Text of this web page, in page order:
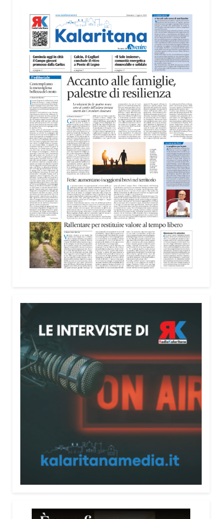
con disabilità nelle attività dell’OAMI al supporto nei
centri di accoglienza per migranti, dove
contribuiscono anche alla cura degli spazi comuni.
«Prendersi cura degli ambienti significa favorire
accoglienza e dignità», racconta Alessandro
Adimari.
Tra i partecipanti anche i seminaristi, impegnati
accanto agli anziani della casa di riposo Cristo Re.
«Un’esperienza di crescita umana e spirituale che
rafforza la vocazione al servizio», sottolinea
Cristiano Pani.
Il programma dedica spazio anche ai temi della
pace e della cooperazione nel Mediterraneo. Oggi
pomeriggio, alla Mediateca del Mediterraneo
(MEM), l’incontro con l’arcivescovo monsignor
Giuseppe Baturi ha approfondito il ruolo dei giovani
nella costruzione di ponti tra culture e popoli, con
un confronto inserito nel percorso “Cagliari Città
della Pace e del Mediterraneo”, progetto che
promuove il dialogo e la collaborazione tra le
libanese del Consiglio dei Giovani del
Mediterraneo della CEI: «Il campo è molto più di
un’esperienza di volontariato: è un’opportunità per
costruire relazioni attraverso il servizio, linguaggio
universale capace di unire persone diverse».
Condividi:
X WhatsApp
E-mail Stampa